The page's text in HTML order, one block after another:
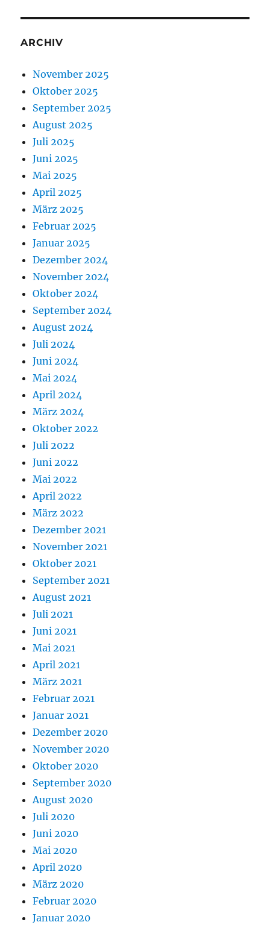
ARCHIV
November 2025
Oktober 2025
September 2025
August 2025
Juli 2025
Juni 2025
Mai 2025
April 2025
März 2025
Februar 2025
Januar 2025
Dezember 2024
November 2024
Oktober 2024
September 2024
August 2024
Juli 2024
Juni 2024
Mai 2024
April 2024
März 2024
Oktober 2022
Juli 2022
Juni 2022
Mai 2022
April 2022
März 2022
Dezember 2021
November 2021
Oktober 2021
September 2021
August 2021
Juli 2021
Juni 2021
Mai 2021
April 2021
März 2021
Februar 2021
Januar 2021
Dezember 2020
November 2020
Oktober 2020
September 2020
August 2020
Juli 2020
Juni 2020
Mai 2020
April 2020
März 2020
Februar 2020
Januar 2020